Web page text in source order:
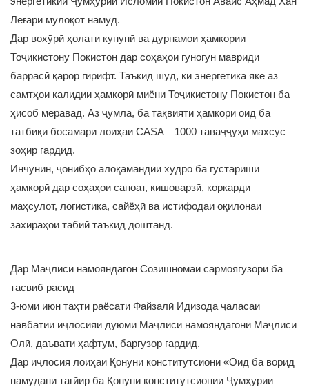
Леғари мулоқот намуд.
Дар вохӯрӣ ҳолати кунунӣ ва дурнамои ҳамкории
Тоҷикистону Покистон дар соҳаҳои гуногун мавриди
баррасӣ қарор гирифт. Таъкид шуд, ки энергетика яке аз
самтҳои калидии ҳамкорӣ миёни Тоҷикистону Покистон ба
ҳисоб меравад. Аз ҷумла, ба тақвияти ҳамкорӣ оид ба
татбиқи босамари лоиҳаи CASA – 1000 таваҷҷуҳи махсус
зоҳир гардид.
Инчунин, ҷонибҳо алоқамандии худро ба густариши
ҳамкорӣ дар соҳаҳои саноат, кишоварзӣ, коркарди
маҳсулот, логистика, сайёҳӣ ва истифодаи оқилонаи
захираҳои табиӣ таъкид доштанд.
Дар Маҷлиси намояндагон Созишномаи сармоягузорӣ ба
тасвиб расид
3-юми июн таҳти раёсати Файзалӣ Идизода ҷаласаи
навбатии иҷлосияи дуюми Маҷлиси намояндагони Маҷлиси
Олӣ, даъвати ҳафтум, баргузор гардид.
Дар иҷлосия лоиҳаи Қонуни конститутсионӣ «Оид ба ворид
намудани тағйир ба Қонуни конститутсионии Ҷумҳурии